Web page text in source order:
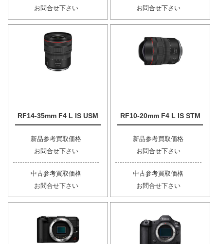
お問合せ下さい
お問合せ下さい
RF14-35mm F4 L IS USM
新品参考買取価格
お問合せ下さい
中古参考買取価格
お問合せ下さい
RF10-20mm F4 L IS STM
新品参考買取価格
お問合せ下さい
中古参考買取価格
お問合せ下さい